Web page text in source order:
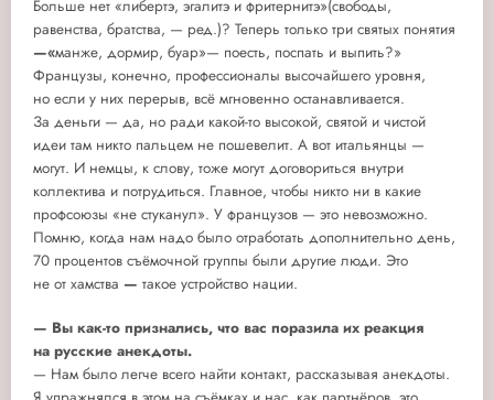
Больше нет «либертэ, эгалитэ и фритернитэ»(свободы,
равенства, братства, — ред.)? Теперь только три святых понятия
—«манже, дормир, буар»— поесть, поспать и выпить?»
Французы, конечно, профессионалы высочайшего уровня,
но если у них перерыв, всё мгновенно останавливается.
За деньги — да, но ради какой-то высокой, святой и чистой
идеи там никто пальцем не пошевелит. А вот итальянцы —
могут. И немцы, к слову, тоже могут договориться внутри
коллектива и потрудиться. Главное, чтобы никто ни в какие
профсоюзы «не стуканул». У французов — это невозможно.
Помню, когда нам надо было отработать дополнительно день,
70 процентов съёмочной группы были другие люди. Это
не от хамства — такое устройство нации.
— Вы как-то признались, что вас поразила их реакция
на русские анекдоты.
— Нам было легче всего найти контакт, рассказывая анекдоты.